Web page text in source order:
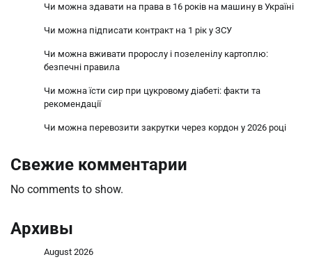
Чи можна здавати на права в 16 років на машину в Україні
Чи можна підписати контракт на 1 рік у ЗСУ
Чи можна вживати пророслу і позеленілу картоплю:
безпечні правила
Чи можна їсти сир при цукровому діабеті: факти та
рекомендації
Чи можна перевозити закрутки через кордон у 2026 році
Свежие комментарии
No comments to show.
Архивы
August 2026